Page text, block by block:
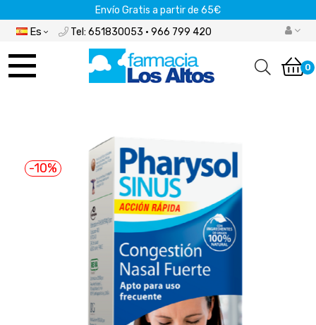
Envío Gratis a partir de 65€
Es Tel: 651830053 · 966 799 420
Navegación 0
-10%